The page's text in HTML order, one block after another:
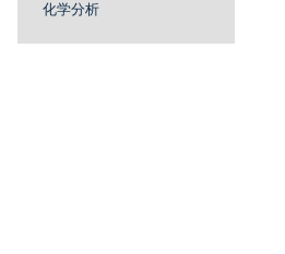
化学分析